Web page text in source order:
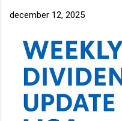
december 12, 2025